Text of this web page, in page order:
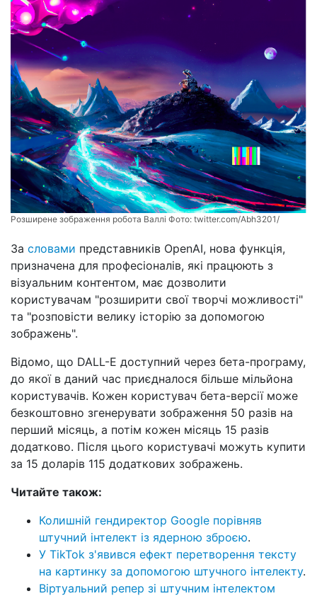
Розширене зображення робота Валлі Фото: twitter.com/Abh3201/
За словами представників OpenAI, нова функція,
призначена для професіоналів, які працюють з
візуальним контентом, має дозволити
користувачам "розширити свої творчі можливості"
та "розповісти велику історію за допомогою
зображень".
Відомо, що DALL-E доступний через бета-програму,
до якої в даний час приєдналося більше мільйона
користувачів. Кожен користувач бета-версії може
безкоштовно згенерувати зображення 50 разів на
перший місяць, а потім кожен місяць 15 разів
додатково. Після цього користувачі можуть купити
за 15 доларів 115 додаткових зображень.
Читайте також:
Колишній гендиректор Google порівняв
штучний інтелект із ядерною зброєю.
У TikTok з'явився ефект перетворення тексту
на картинку за допомогою штучного інтелекту.
Віртуальний репер зі штучним інтелектом